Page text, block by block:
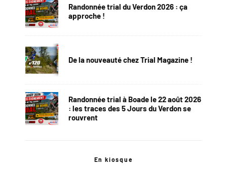
Randonnée trial du Verdon 2026 : ça
approche !
De la nouveauté chez Trial Magazine !
Randonnée trial à Boade le 22 août 2026
: les traces des 5 Jours du Verdon se
rouvrent
En kiosque